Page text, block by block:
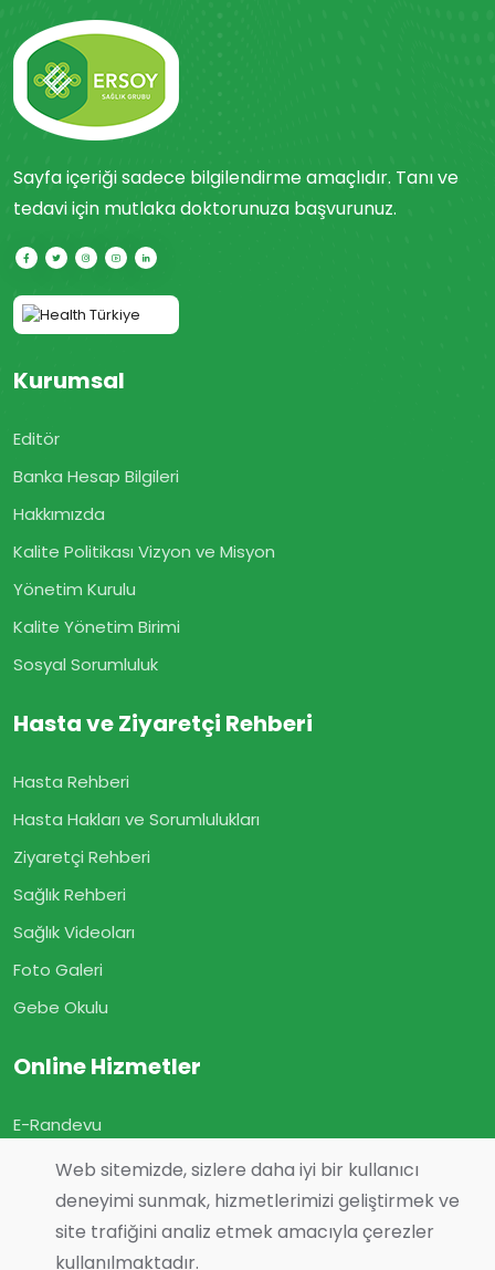
Web sitemizde, sizlere daha iyi bir kullanıcı
deneyimi sunmak, hizmetlerimizi geliştirmek ve
site trafiğini analiz etmek amacıyla çerezler
kullanılmaktadır.
Sayfa içeriği sadece bilgilendirme amaçlıdır. Tanı ve
tedavi için mutlaka doktorunuza başvurunuz.
Kurumsal
Editör
Banka Hesap Bilgileri
Hakkımızda
Kalite Politikası Vizyon ve Misyon
Yönetim Kurulu
Kalite Yönetim Birimi
Sosyal Sorumluluk
Hasta ve Ziyaretçi Rehberi
Hasta Rehberi
Hasta Hakları ve Sorumlulukları
Ziyaretçi Rehberi
Sağlık Rehberi
Sağlık Videoları
Foto Galeri
Gebe Okulu
Online Hizmetler
E-Randevu
E-Sonuç
E-Geçmiş Olsun
Görüş ve Önerileriniz